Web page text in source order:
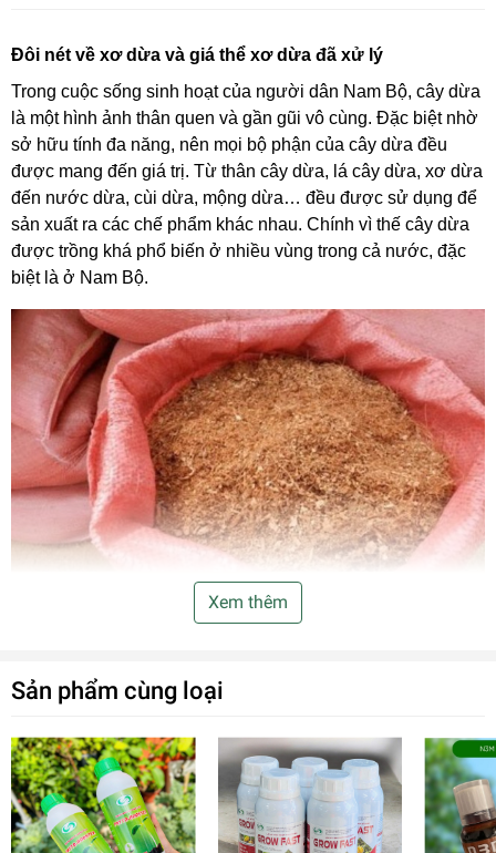
Đôi nét về xơ dừa và giá thể xơ dừa đã xử lý
Trong cuộc sống sinh hoạt của người dân Nam Bộ, cây dừa
là một hình ảnh thân quen và gần gũi vô cùng. Đặc biệt nhờ
sở hữu tính đa năng, nên mọi bộ phận của cây dừa đều
được mang đến giá trị. Từ thân cây dừa, lá cây dừa, xơ dừa
đến nước dừa, cùi dừa, mộng dừa… đều được sử dụng để
sản xuất ra các chế phẩm khác nhau. Chính vì thế cây dừa
được trồng khá phổ biến ở nhiều vùng trong cả nước, đặc
biệt là ở Nam Bộ.
Xem thêm
Sản phẩm cùng loại